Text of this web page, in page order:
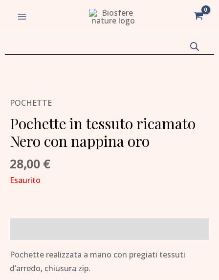
contenuto
POCHETTE
Pochette in tessuto ricamato
Nero con nappina oro
28,00 €
Esaurito
Pochette realizzata a mano con pregiati tessuti
d’arredo, chiusura zip.
disattiva
disattiva